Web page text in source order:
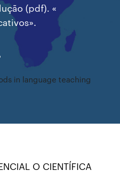
(pdf). «
in language teaching
O CIENTÍFICA